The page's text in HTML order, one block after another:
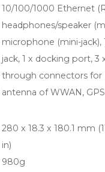
10/100/1000 Ethernet
headphones/speaker
microphone (mini-jack),
jack, 1 x docking port, 3
through connectors for
antenna of WWAN,
280 x 18.3 x 180.1 mm
in)
980g